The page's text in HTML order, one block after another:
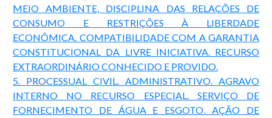
MEIO AMBIENTE, DISCIPLINA DAS RELAÇÕES DE
CONSUMO E RESTRIÇÕES À LIBERDADE
ECONÔMICA. COMPATIBILIDADE COM A GARANTIA
CONSTITUCIONAL DA LIVRE INICIATIVA. RECURSO
EXTRAORDINÁRIO CONHECIDO E PROVIDO.
5. PROCESSUAL CIVIL. ADMINISTRATIVO. AGRAVO
INTERNO NO RECURSO ESPECIAL. SERVIÇO DE
FORNECIMENTO DE ÁGUA E ESGOTO. AÇÃO DE